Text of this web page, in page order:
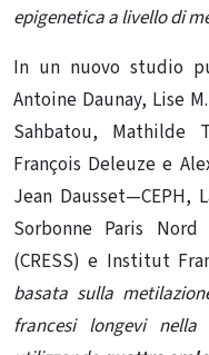
epigenetica a livello di
In un nuovo studio
Antoine Daunay, Lise
Sahbatou, Mathilde
François Deleuze e
Jean Dausset—CEPH,
Sorbonne Paris
(CRESS) e Institut
basata sulla
francesi longevi nella